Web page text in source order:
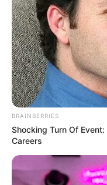
BRAINBERRIES
Shocking Turn Of
Careers